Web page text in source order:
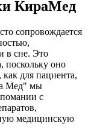
КираМед
сопровождается
в сне. Это
поскольку оно
для пациента,
Мед" мы
с
медицинскую